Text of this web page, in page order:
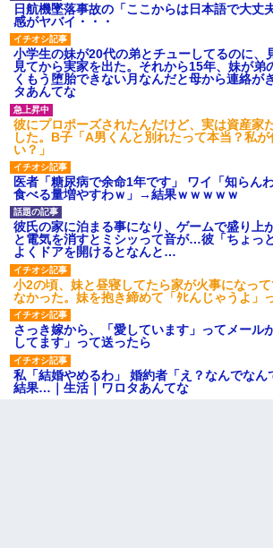
日航機墜落事故の「ここからは日本語で大丈
感がヤバイ・・・
小学生の妹が20代の弟とチューしてるのに、
見てから実家を出た。それから15年、妹が弟
くもう堕胎できない月なんだと母から連絡が
タあんてな
彼にプロポーズされたんだけど、実は資産家
した。B子「A男くんと別れたって本当？私
い？」
医者「糖尿病で余命1年です」 ワイ「知らん
食べる量増やすわｗ」→結果ｗｗｗｗｗ
彼氏の家に泊まる事になり、ゲームで盛り上
と電気を消すとミシッって音が…彼「ちょっ
よくドアを開けるとなんと…
小2の頃、妹と昼寝してたら家が火事になっ
なかった。妹を抱き締めて「ﾀﾋんじゃうよ」
さっき嫁から、「愛しています」ってメール
してます」って送ったら
私「結婚やめるわ」 婚約者「え？なんでな
結果…｜生活｜ワロタあんてな